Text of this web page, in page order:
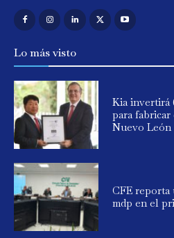
Lo más visto
Kia invertirá
para
Nuevo León
CFE reporta
mdp en el